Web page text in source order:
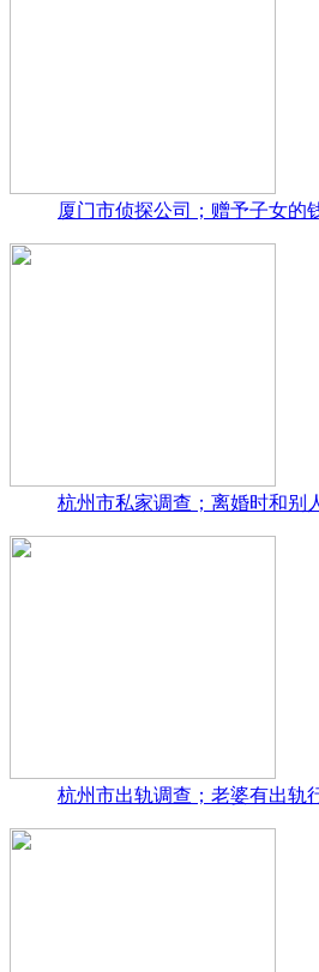
厦门市侦探公司；赠予子女的
杭州市私家调查；离婚时和别
杭州市出轨调查；老婆有出轨